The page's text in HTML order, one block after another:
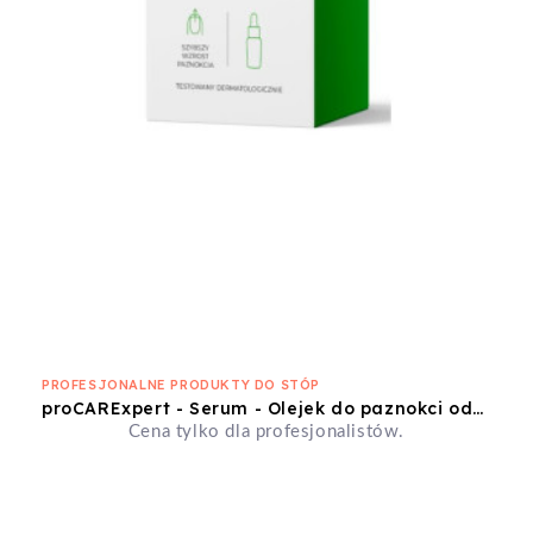
PROFESJONALNE PRODUKTY DO STÓP
proCARExpert - Serum - Olejek do paznokci odbudowujący 10 ml
Cena tylko dla profesjonalistów.